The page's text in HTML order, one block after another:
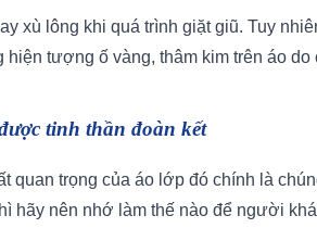
xù lông khi quá trình giặt giũ. Tuy
tượng ố vàng, thâm kim trên áo
tinh thần đoàn kết
quan trọng của áo lớp đó chính là
hãy nên nhớ làm thế nào để người